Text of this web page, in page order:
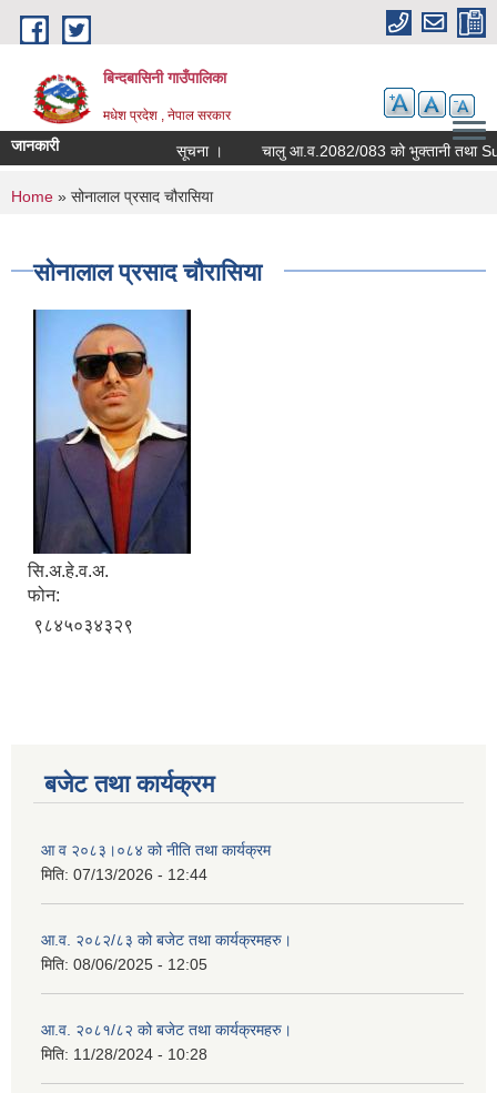
Skip to main content
बिन्दबासिनी गाउँपालिका
मधेश प्रदेश , नेपाल सरकार
जानकारी सूचना ।
You are here
Home » सोनालाल प्रसाद चौरासिया
सोनालाल प्रसाद चौरासिया
सि.अ.हे.व.अ.
फोन:
९८४५०३४३२९
बजेट तथा कार्यक्रम
आ व २०८३।०८४ को नीति तथा कार्यक्रम
मिति: 07/13/2026 - 12:44
आ.व. २०८२/८३ को बजेट तथा कार्यक्रमहरु।
मिति: 08/06/2025 - 12:05
आ.व. २०८१/८२ को बजेट तथा कार्यक्रमहरु।
मिति: 11/28/2024 - 10:28